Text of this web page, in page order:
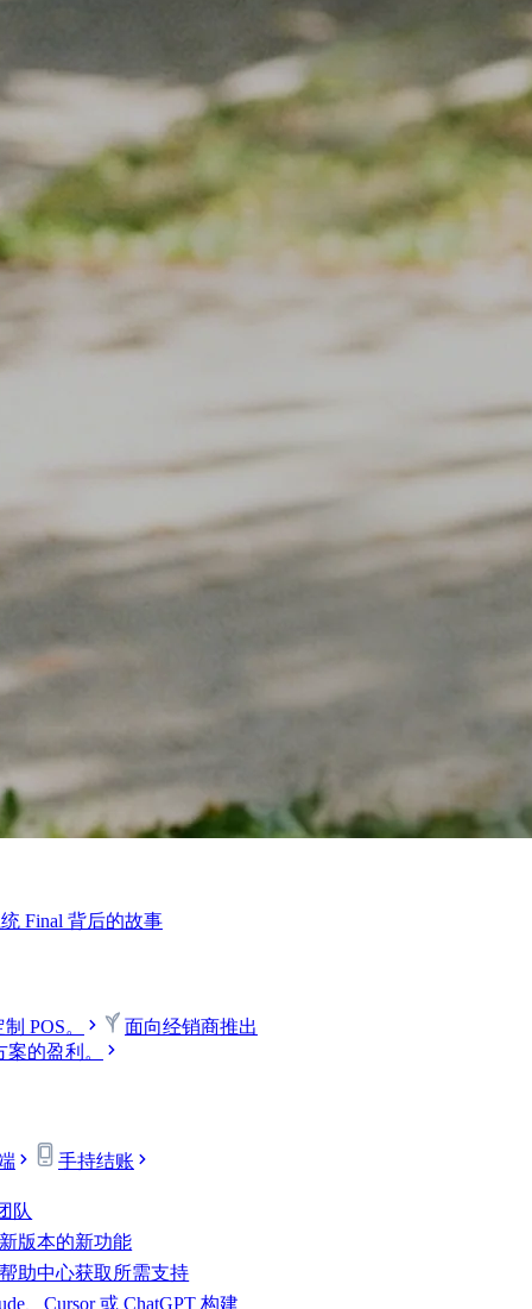
Final 背后的故事
POS。 面向经销商推出
的盈利。
手持结账
队
版本的新功能
助中心获取所需支持
、Cursor 或 ChatGPT 构建